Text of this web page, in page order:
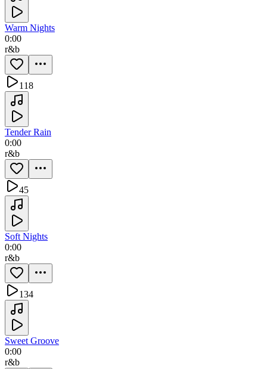
Warm Nights
0:00
r&b
118
Tender Rain
0:00
r&b
45
Soft Nights
0:00
r&b
134
Sweet Groove
0:00
r&b